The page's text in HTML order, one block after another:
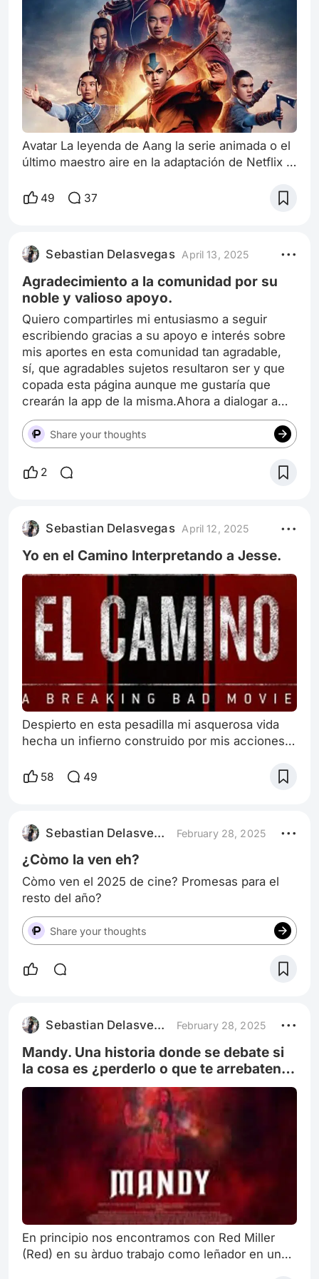
Avatar La leyenda de Aang la serie animada o el
último maestro aire en la adaptación de Netflix u
malísima) me identifico con la mayoría de los
es: Aang que es el niño bueno y auténtico en su
inocencia siendo humano que me conmueve
mucho y me divierte con su
49 37
Sebastian Delasvegas April 13, 2025
Agradecimiento a la comunidad por su
noble y valioso apoyo.
Quiero compartirles mi entusiasmo a seguir
escribiendo gracias a su apoyo e interés sobre
mis aportes en esta comunidad tan agradable,
sí, que agradables sujetos resultaron ser y que
copada esta página aunque me gustaría que
crearán la app de la misma.Ahora a dialogar a
cada uno que me comentó y dió like a mis
humildes aportes,no sé olviden de seguirme
para nuevos y futuros artículos.
Share your thoughts
2
Sebastian Delasvegas April 12, 2025
Yo en el Camino Interpretando a Jesse.
Despierto en esta pesadilla mi asquerosa vida
hecha un infierno construido por mis acciones
evitó las responsabilidades idealizando
vida,sufriendo por decisiones ajenas deprimido
por el pasado echándome la culpa pudriendome
en esta celda,pero... ¿como pasó todo esto
58 49
Sebastian Delasvegas February 28, 2025
¿Còmo la ven eh?
Còmo ven el 2025 de cine? Promesas para el
resto del año?
Share your thoughts
Sebastian Delasvegas February 28, 2025
Mandy. Una historia donde se debate si
la cosa es ¿perderlo o que te arrebaten
todo?
En principio nos encontramos con Red Miller
(Red) en su àrduo trabajo como leñador en un